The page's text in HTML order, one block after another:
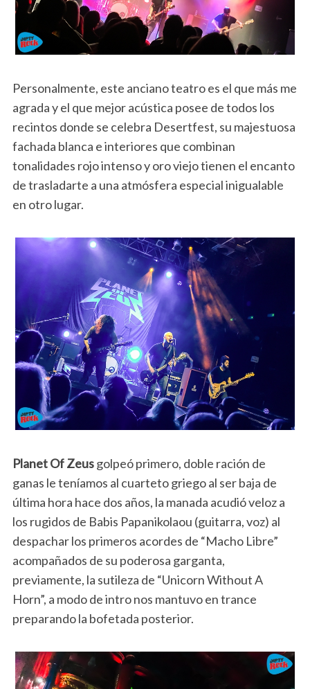
Personalmente, este anciano teatro es el que más me
agrada y el que mejor acústica posee de todos los
recintos donde se celebra Desertfest, su majestuosa
fachada blanca e interiores que combinan
tonalidades rojo intenso y oro viejo tienen el encanto
de trasladarte a una atmósfera especial inigualable
en otro lugar.
Planet Of Zeusgolpeó primero, doble ración de
ganas le teníamos al cuarteto griego al ser baja de
última hora hace dos años, la manada acudió veloz a
los rugidos de Babis Papanikolaou (guitarra, voz) al
despachar los primeros acordes de “Macho Libre”
acompañados de su poderosa garganta,
previamente, la sutileza de “Unicorn Without A
Horn”, a modo de intro nos mantuvo en trance
preparando la bofetada posterior.